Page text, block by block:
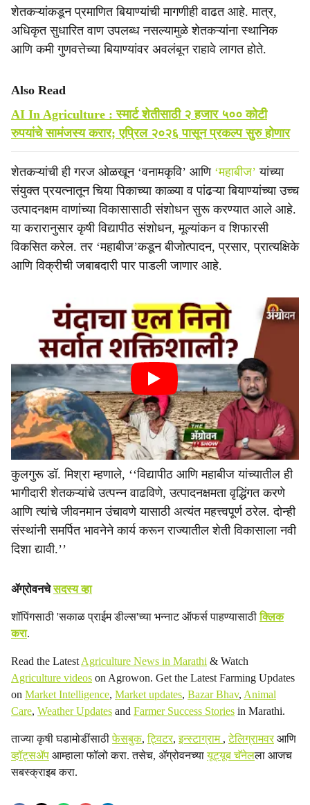
शेतकऱ्यांकडून प्रमाणित बियाण्यांची मागणीही वाढत आहे. मात्र,
अधिकृत सुधारित वाण उपलब्ध नसल्यामुळे शेतकऱ्यांना स्थानिक
आणि कमी गुणवत्तेच्या बियाण्यांवर अवलंबून राहावे लागत होते.
Also Read
AI In Agriculture : स्मार्ट शेतीसाठी २ हजार ५०० कोटी
रुपयांचे सामंजस्य करार; एप्रिल २०२६ पासून प्रकल्प सुरु होणार
शेतकऱ्यांची ही गरज ओळखून ‘वनामकृवि’ आणि‘महाबीज’ यांच्या
संयुक्त प्रयत्नातून चिया पिकाच्या काळ्या व पांढऱ्या बियाण्यांच्या उच्च
उत्पादनक्षम वाणांच्या विकासासाठी संशोधन सुरू करण्यात आले आहे.
या करारानुसार कृषी विद्यापीठ संशोधन, मूल्यांकन व शिफारसी
विकसित करेल. तर ‘महाबीज’कडून बीजोत्पादन, प्रसार, प्रात्यक्षिके
आणि विक्रीची जबाबदारी पार पाडली जाणार आहे.
कुलगुरू डॉ. मिश्रा म्हणाले, ‘‘विद्यापीठ आणि महाबीज यांच्यातील ही
भागीदारी शेतकऱ्यांचे उत्पन्न वाढविणे, उत्पादनक्षमता वृद्धिंगत करणे
आणि त्यांचे जीवनमान उंचावणे यासाठी अत्यंत महत्त्वपूर्ण ठरेल. दोन्ही
संस्थांनी समर्पित भावनेने कार्य करून राज्यातील शेती विकासाला नवी
दिशा द्यावी.’’
ॲग्रोवनचेसदस्य व्हा
शॉपिंगसाठी 'सकाळ प्राईम डील्स'च्या भन्नाट ऑफर्स पाहण्यासाठीक्लिक
करा.
Read the Latest Agriculture News in Marathi & Watch
Agriculture videos on Agrowon. Get the Latest Farming Updates
on Market Intelligence, Market updates, Bazar Bhav, Animal
Care, Weather Updates and Farmer Success Stories in Marathi.
ताज्या कृषी घडामोडींसाठीफेसबुक,ट्विटर,इन्स्टाग्राम ,टेलिग्रामवरआणि
व्हॉट्सॲप आम्हाला फॉलो करा. तसेच, ॲग्रोवनच्यायूट्यूब चॅनेलला आजच
सबस्क्राइब करा.